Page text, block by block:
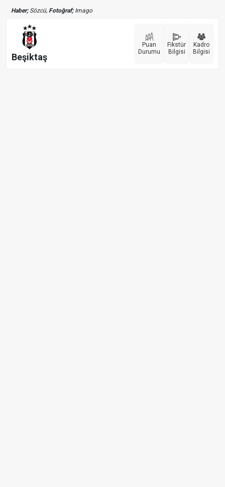
Haber;Sözcü, Fotoğraf;Imago
Beşiktaş
Puan
Durumu
Fikstür
Bilgisi
Kadro
Bilgisi